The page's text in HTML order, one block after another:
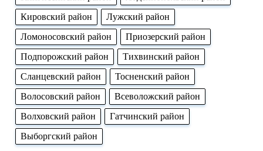
Кировский район
Лужский район
Ломоносовский район
Приозерский район
Подпорожский район
Тихвинский район
Сланцевский район
Тосненский район
Волосовский район
Всеволожский район
Волховский район
Гатчинский район
Выборгский район